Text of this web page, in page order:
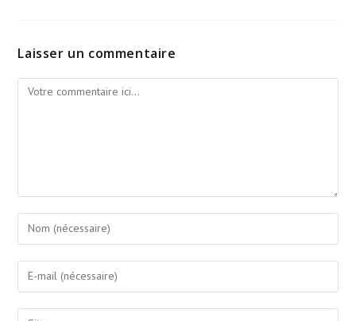
Laisser un commentaire